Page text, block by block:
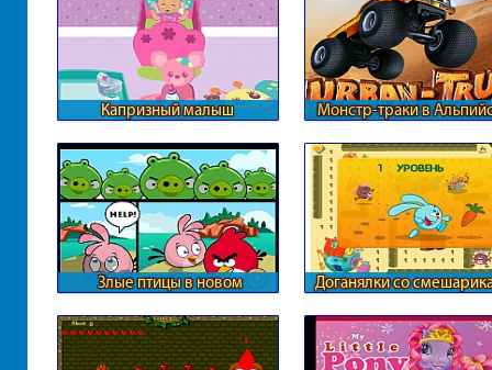
Капризный малыш
Монстр-траки в
Злые птицы в новом
Доганялки со